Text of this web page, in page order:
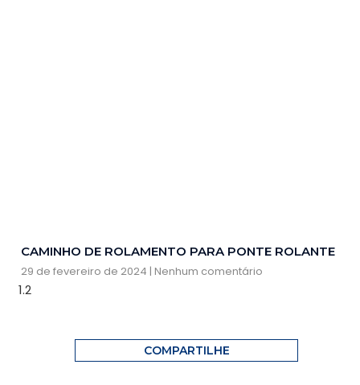
CAMINHO DE ROLAMENTO PARA PONTE ROLANTE
29 de fevereiro de 2024 Nenhum comentário
COMPARTILHE